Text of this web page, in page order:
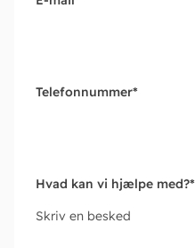
Telefonnummer*
Hvad kan vi hjælpe med?*
Skriv en besked